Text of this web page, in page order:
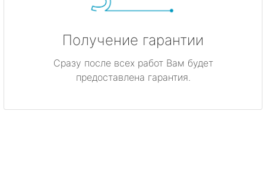
Получение гарантии
Сразу после всех работ Вам будет
предоставлена гарантия.